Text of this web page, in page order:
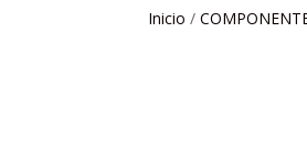
Inicio /